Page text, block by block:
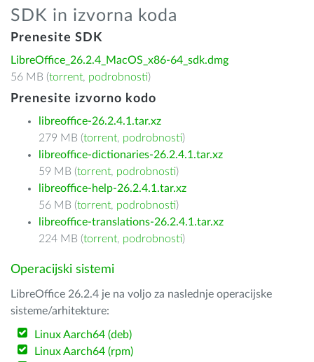
SDK in izvorna koda
Prenesite SDK
LibreOffice_26.2.4_MacOS_x86-64_sdk.dmg
56 MB (torrent, podrobnosti)
Prenesite izvorno kodo
libreoffice-26.2.4.1.tar.xz
279 MB (torrent, podrobnosti)
libreoffice-dictionaries-26.2.4.1.tar.xz
59 MB (torrent, podrobnosti)
libreoffice-help-26.2.4.1.tar.xz
56 MB (torrent, podrobnosti)
libreoffice-translations-26.2.4.1.tar.xz
224 MB (torrent, podrobnosti)
Operacijski sistemi
LibreOffice 26.2.4 je na voljo za naslednje operacijske
sisteme/arhitekture:
Linux Aarch64 (deb)
Linux Aarch64 (rpm)